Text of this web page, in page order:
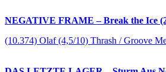
NEGATIVE FRAME – Break the Ice
(10.374) Olaf (4,5/10) Thrash / Groove